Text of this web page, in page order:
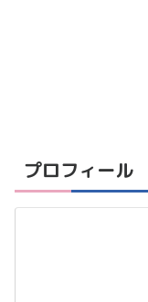
プロフィール